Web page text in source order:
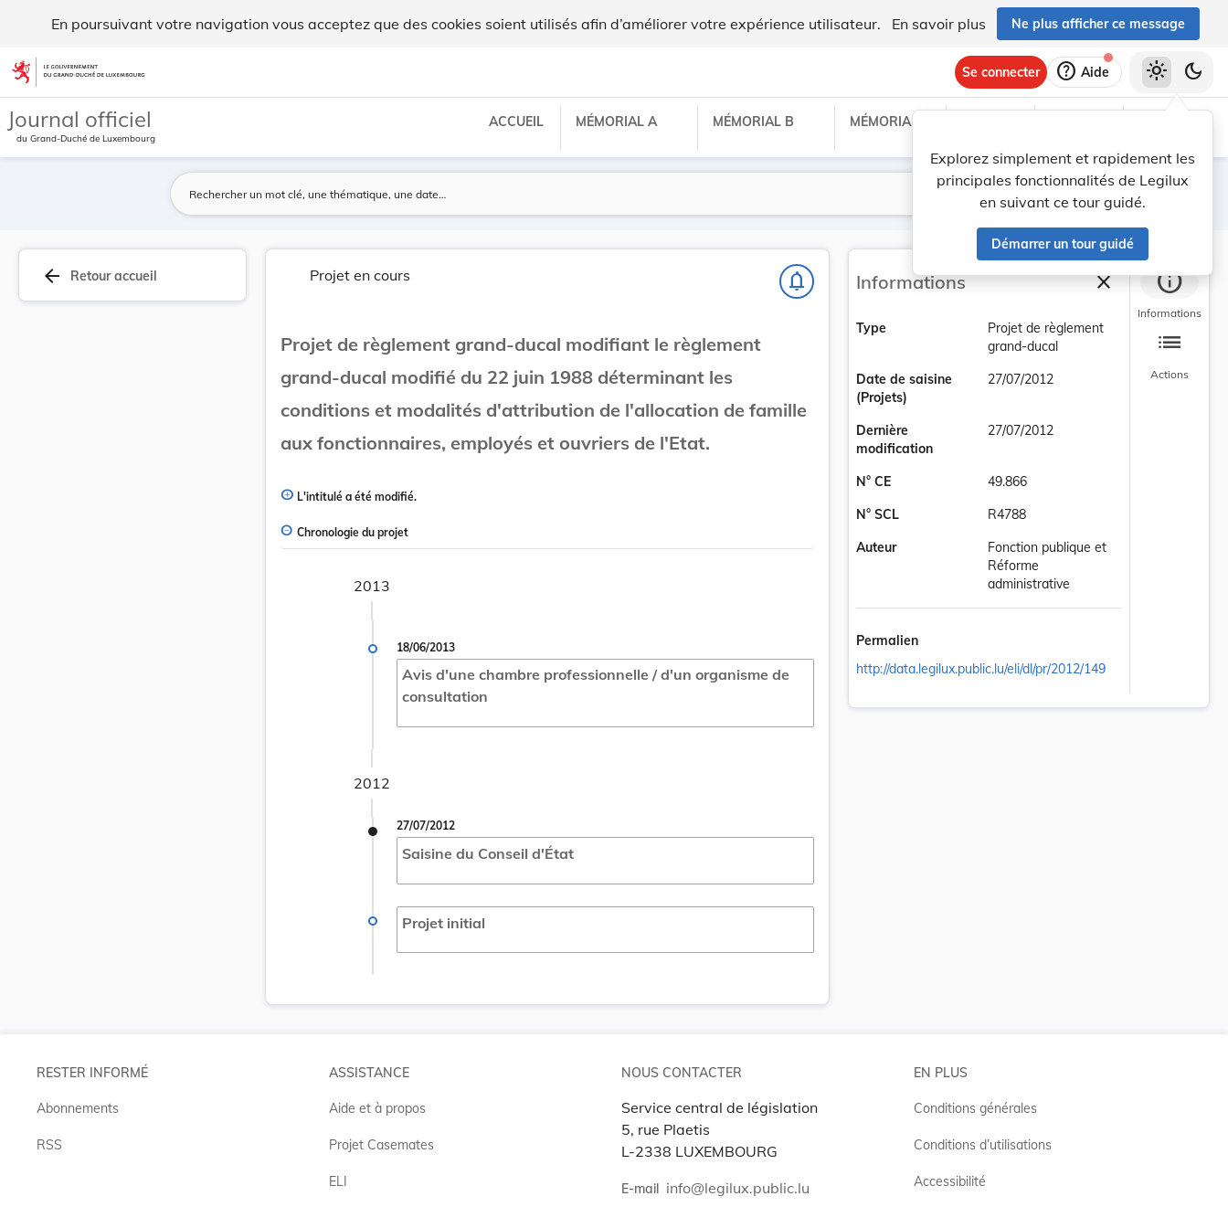
En poursuivant votre navigation vous acceptez que des cookies soient utilisés afin d’améliorer votre expérience utilisateur. En savoir plus Ne plus afficher ce message
Aller au contenu
Se connecter help Aide
Explorez simplement et rapidement les
principales fonctionnalités de Legilux
en suivant ce tour guidé.
Démarrer un tour guidé
light_mode dark_mode
Journal officiel
du Grand-Duché de Luxembourg
ACCUEIL MÉMORIAL A MÉMORIAL B MÉMORIAL C
Lancer la recherche
Filtres
arrow_back Retour accueil Projet en cours notifications_none
Projet de règlement grand-ducal modifiant le règlement
grand-ducal modifié du 22 juin 1988 déterminant les
conditions et modalités d'attribution de l'allocation de famille
aux fonctionnaires, employés et ouvriers de l'Etat.
L'intitulé a été modifié.
Chronologie du projet
2013
18/06/2013
Avis d'une chambre professionnelle / d'un organisme de
consultation
2012
27/07/2012
Saisine du Conseil d'État
Projet initial
Informations closeFermer la barre
Type
Projet de règlement
grand-ducal
Date de saisine
(Projets)
27/07/2012
Dernière
modification
27/07/2012
N° CE
49.866
N° SCL
R4788
Auteur
Fonction publique et
Réforme
administrative
Permalien
http://data.legilux.public.lu/eli/dl/pr/2012/149
info
Informations
list
Actions
RESTER INFORMÉ
Abonnements
RSS
ASSISTANCE
Aide et à propos
Projet Casemates
ELI
NOUS CONTACTER
Service central de législation
5, rue Plaetis
L-2338 LUXEMBOURG
E-mail info@legilux.public.lu
EN PLUS
Conditions générales
Conditions d’utilisations
Accessibilité